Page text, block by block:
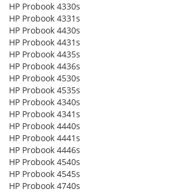
HP Probook 4330s
HP Probook 4331s
HP Probook 4430s
HP Probook 4431s
HP Probook 4435s
HP Probook 4436s
HP Probook 4530s
HP Probook 4535s
HP Probook 4340s
HP Probook 4341s
HP Probook 4440s
HP Probook 4441s
HP Probook 4446s
HP Probook 4540s
HP Probook 4545s
HP Probook 4740s